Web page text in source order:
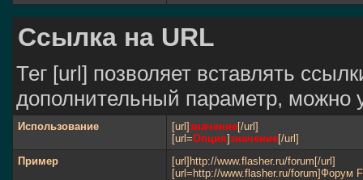
Ссылка на URL
Тег [url] позволяет вставлять
дополнительный параметр, можно
Использование [url]значение[/url]
[url=Опция]значение[/url]
Пример
[url]http://www.flasher.ru/forum[/url]
[url=http://www.flasher.ru/forum]Форум